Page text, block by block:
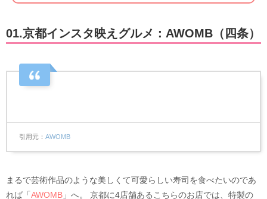
01.京都インスタ映えグルメ：AWOMB（四条）
引用元 AWOMB
まるで芸術作品のような美しくて可愛らしい寿司を食べたいのであ
れば「 AWOMB 」へ。 京都に4店舗あるこちらのお店では、特製の